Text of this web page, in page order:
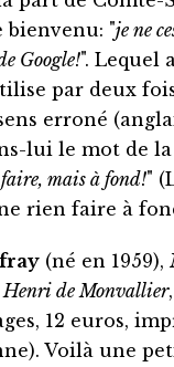
bienvenu: "je ne
Google!". Lequel
par deux
erroné
lui le mot de
mais à fond!"
rien faire à
(né en 1959),
Henri de Monvallier
12 euros,
Voilà une